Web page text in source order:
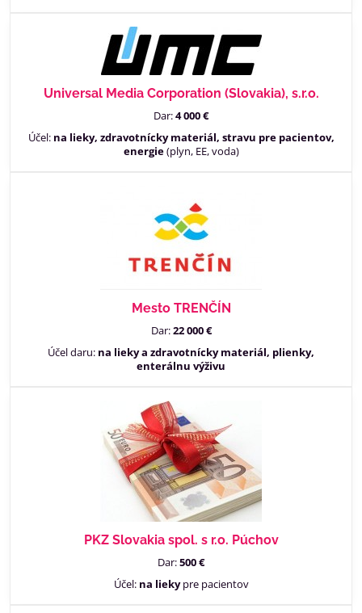
Universal Media Corporation (Slovakia), s.r.o.
Dar:4 000 €
Účel: na lieky, zdravotnícky materiál, stravu pre pacientov,
energie(plyn, EE, voda)
Mesto TRENČÍN
Dar:22 000 €
Účel daru: na lieky a zdravotnícky materiál, plienky,
enterálnu výživu
PKZ Slovakia spol. s r.o. Púchov
Dar:500 €
Účel: na liekypre pacientov